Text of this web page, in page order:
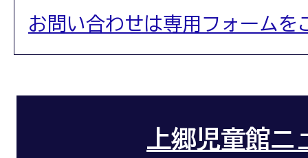
お問い合わせは専用フォームを
上郷児童館ニ